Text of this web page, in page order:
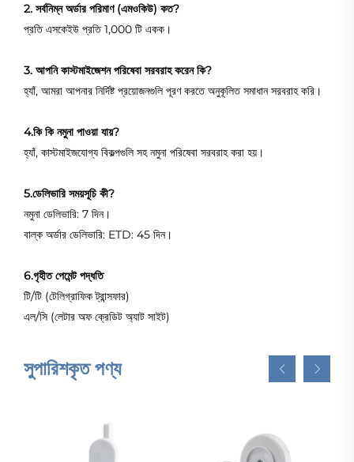
2. সর্বনিম্ন অর্ডার পরিমাণ (এমওকিউ) কত?
প্রতি এসকেইউ প্রতি 1,000 টি একক।
3. আপনি কাস্টমাইজেশন পরিষেবা সরবরাহ করেন কি?
হ্যাঁ, আমরা আপনার নির্দিষ্ট প্রয়োজনগুলি পূরণ করতে অনুকূলিত সমাধান সরবরাহ করি।
4.কি কি নমুনা পাওয়া যায়?
হ্যাঁ, কাস্টমাইজযোগ্য বিকল্পগুলি সহ নমুনা পরিষেবা সরবরাহ করা হয়।
5.ডেলিভারি সময়সূচি কী?
নমুনা ডেলিভারি: 7 দিন।
বাল্ক অর্ডার ডেলিভারি: ETD: 45 দিন।
6.গৃহীত পেমেন্ট পদ্ধতি
টি/টি (টেলিগ্রাফিক ট্রান্সফার)
এল/সি (লেটার অফ ক্রেডিট অ্যাট সাইট)
সুপারিশকৃত পণ্য